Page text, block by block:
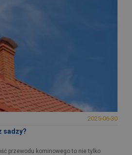
2025-06-30
sadzy?
przewodu kominowego to nie tylko